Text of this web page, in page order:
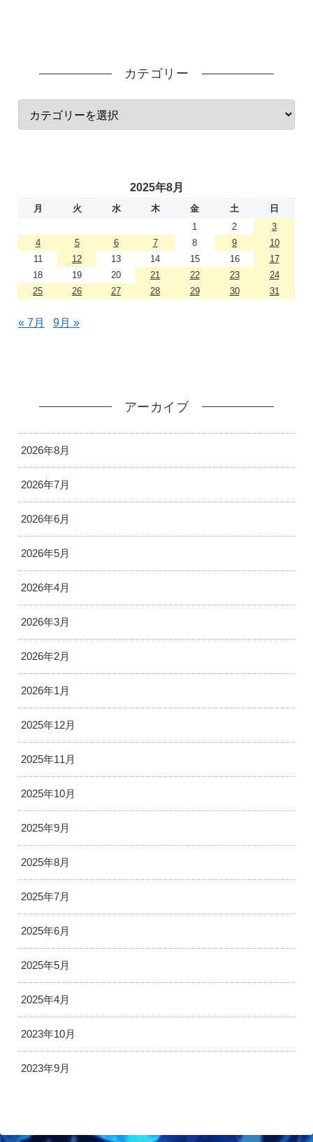
カテゴリー
2025年8月
月 火 水 木 金 土
日
1
2
3
4
5 6 7 8 9
10
11
12 13 14 15 16
17
18
19 20 21 22 23
24
25
26 27 28 29 30 31
« 7月 9月 »
アーカイブ
2026年8月
2026年7月
2026年6月
2026年5月
2026年4月
2026年3月
2026年2月
2026年1月
2025年12月
2025年11月
2025年10月
2025年9月
2025年8月
2025年7月
2025年6月
2025年5月
2025年4月
2023年10月
2023年9月